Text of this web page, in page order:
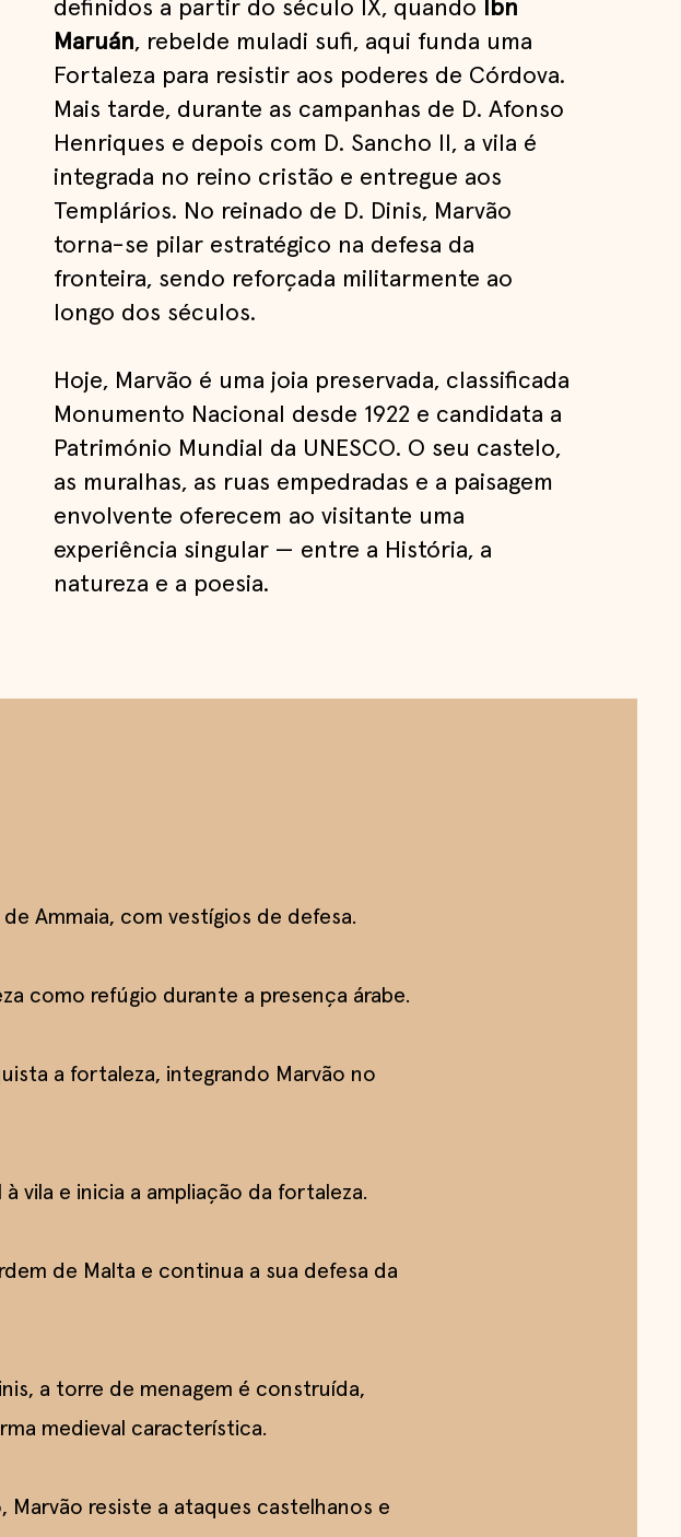
definidos a partir do século IX, quando
Ibn
Maruán, rebelde muladi sufi, aqui funda uma
Fortaleza para resistir aos poderes de Córdova.
Mais tarde, durante as campanhas de D. Afonso
Henriques e depois com D. Sancho II, a vila é
integrada no reino cristão e entregue aos
Templários. No reinado de D. Dinis, Marvão
torna-se pilar estratégico na defesa da
fronteira, sendo reforçada militarmente ao
longo dos séculos.
Hoje, Marvão é uma joia preservada, classificada
Monumento Nacional desde 1922 e candidata a
Património Mundial da UNESCO. O seu castelo,
as muralhas, as ruas empedradas e a paisagem
envolvente oferecem ao visitante uma
experiência singular — entre a História, a
natureza e a poesia.
Ammaia, com vestígios de defesa.
como refúgio durante a presença árabe.
a fortaleza, integrando Marvão no
vila e inicia a ampliação da fortaleza.
de Malta e continua a sua defesa da
a torre de menagem é construída,
medieval característica.
Marvão resiste a ataques castelhanos e